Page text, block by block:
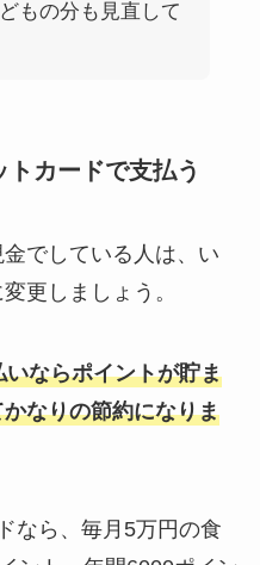
もの分も見直して
カードで支払う
でしている人は、い
更しましょう。
ならポイントが貯ま
なりの節約になりま
なら、毎月5万円の食